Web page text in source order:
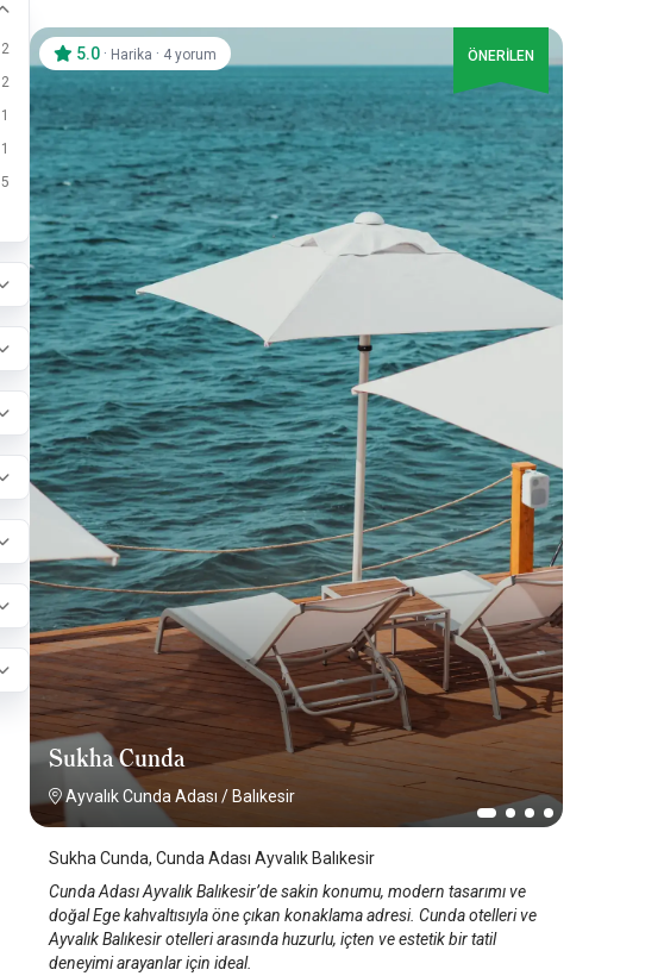
2
2
1
1
5
Sukha Cunda
Ayvalık Cunda Adası / Balıkesir
5.0 · Harika · 4 yorum ÖNERİLEN
Sukha Cunda, Cunda Adası Ayvalık Balıkesir
Cunda Adası Ayvalık Balıkesir’de sakin konumu, modern tasarımı ve
doğal Ege kahvaltısıyla öne çıkan konaklama adresi. Cunda otelleri ve
Ayvalık Balıkesir otelleri arasında huzurlu, içten ve estetik bir tatil
deneyimi arayanlar için ideal.